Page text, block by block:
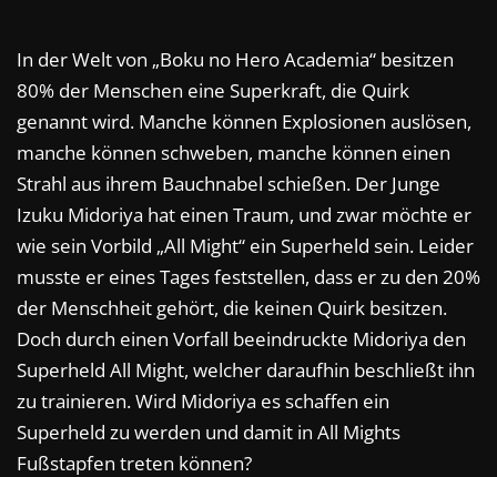
In der Welt von „Boku no Hero Academia“ besitzen
80% der Menschen eine Superkraft, die Quirk
genannt wird. Manche können Explosionen auslösen,
manche können schweben, manche können einen
Strahl aus ihrem Bauchnabel schießen. Der Junge
Izuku Midoriya hat einen Traum, und zwar möchte er
wie sein Vorbild „All Might“ ein Superheld sein. Leider
musste er eines Tages feststellen, dass er zu den 20%
der Menschheit gehört, die keinen Quirk besitzen.
Doch durch einen Vorfall beeindruckte Midoriya den
Superheld All Might, welcher daraufhin beschließt ihn
zu trainieren. Wird Midoriya es schaffen ein
Superheld zu werden und damit in All Mights
Fußstapfen treten können?